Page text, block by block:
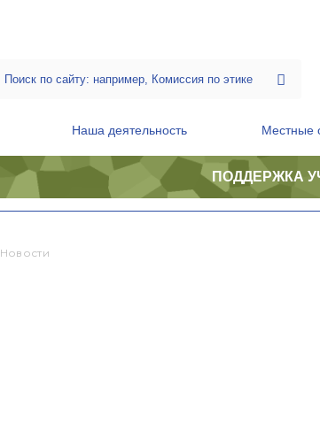
Наша деятельность Местные
ПОДДЕРЖКА
Новости